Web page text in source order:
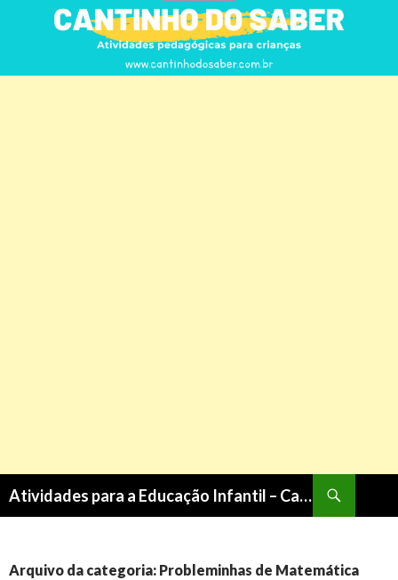
Atividades para a Educação Infantil – Cantinho do Saber
CONTEÚDO
Arquivo da categoria: Probleminhas de Matemática